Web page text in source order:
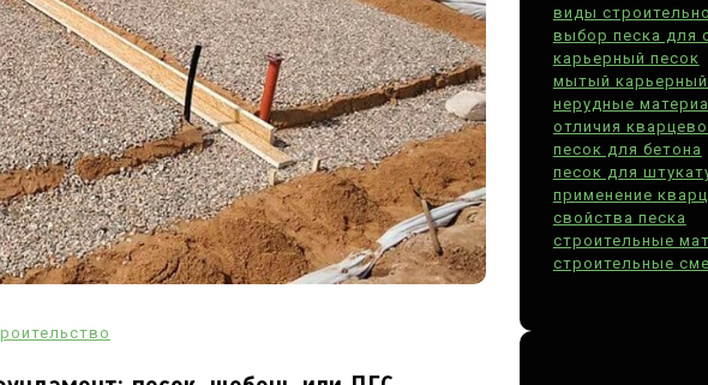
виды
выбор песка для
карьерный песок
мытый карьерный
нерудные
отличия
песок для бетона
песок для
применение
свойства песка
строительные
строительные